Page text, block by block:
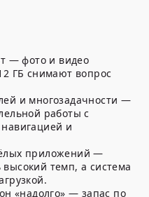
— фото и видео
ГБ снимают вопрос
и многозадачности —
работы с
и
приложений —
темп, а система
«надолго» — запас по